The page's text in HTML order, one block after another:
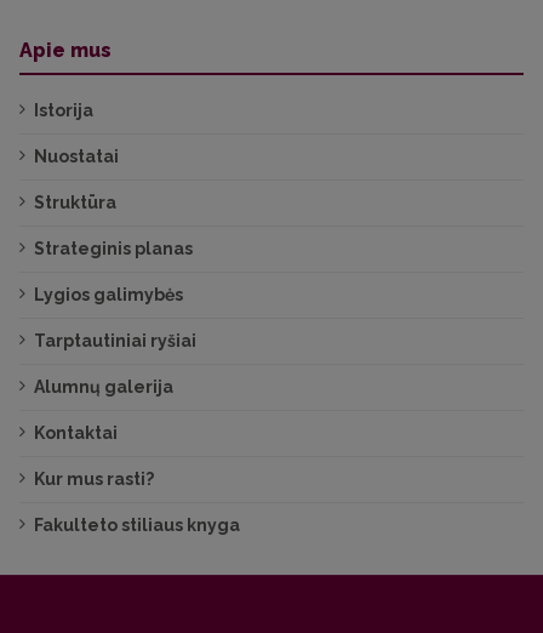
Apie mus
Istorija
Nuostatai
Struktūra
Strateginis planas
Lygios galimybės
Tarptautiniai ryšiai
Alumnų galerija
Kontaktai
Kur mus rasti?
Fakulteto stiliaus knyga